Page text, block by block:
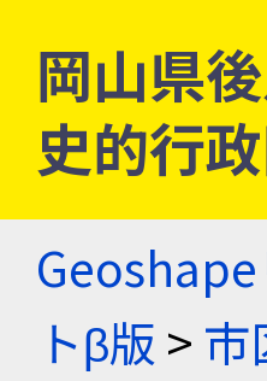
岡山県
史的行
トβ版 > 市